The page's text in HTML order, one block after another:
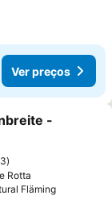
Ver preços
favoritos
-
Rotta
FlämingVer